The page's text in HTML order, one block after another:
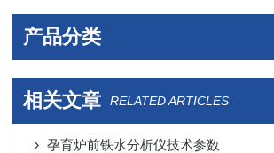
产品分类
相关文章 RELATED ARTICLES
孕育炉前铁水分析仪技术参数